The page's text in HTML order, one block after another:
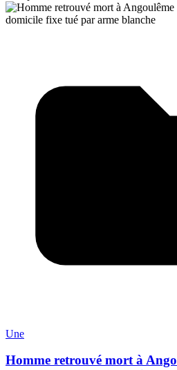
Une
Homme retrouvé mort à